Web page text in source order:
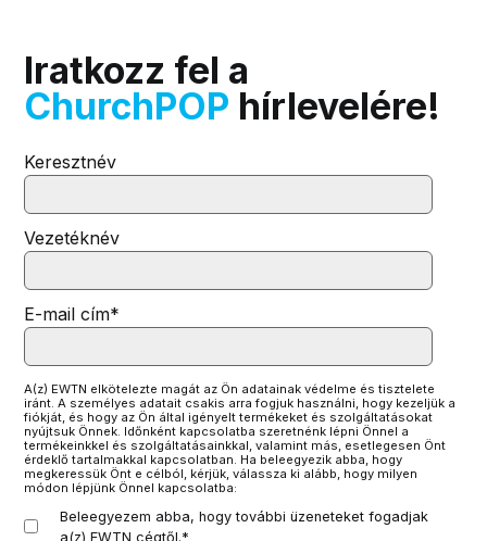
Iratkozz fel a
ChurchPOP hírlevelére!
Keresztnév
Vezetéknév
E-mail cím*
A(z) EWTN elkötelezte magát az Ön adatainak védelme és tisztelete
iránt. A személyes adatait csakis arra fogjuk használni, hogy kezeljük a
fiókját, és hogy az Ön által igényelt termékeket és szolgáltatásokat
nyújtsuk Önnek. Időnként kapcsolatba szeretnénk lépni Önnel a
termékeinkkel és szolgáltatásainkkal, valamint más, esetlegesen Önt
érdeklő tartalmakkal kapcsolatban. Ha beleegyezik abba, hogy
megkeressük Önt e célból, kérjük, válassza ki alább, hogy milyen
módon lépjünk Önnel kapcsolatba:
Beleegyezem abba, hogy további üzeneteket fogadjak
a(z) EWTN cégtől.*